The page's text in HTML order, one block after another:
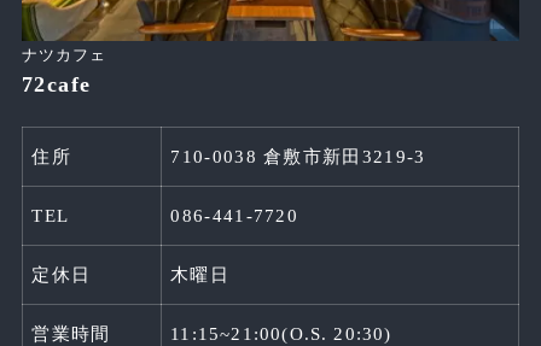
ナツカフェ
72cafe
住所 710-0038 倉敷市新田3219-3
TEL 086-441-7720
定休日 木曜日
営業時間 11:15~21:00(O.S. 20:30)